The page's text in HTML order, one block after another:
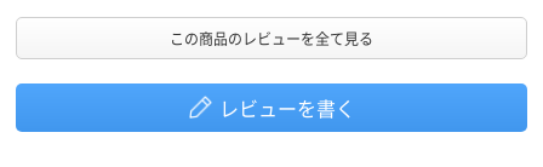
この商品のレビューを全て見る
レビューを書く